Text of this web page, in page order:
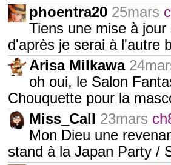
phoentra20 25mars
Tiens une mise à
d'après je serai à l'autre
Arisa Milkawa
oh oui, le Salon
Chouquette pour la
Miss_Call 23mars
Mon Dieu une
stand à la Japan Party /